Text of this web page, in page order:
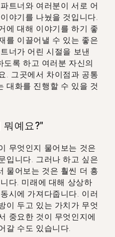
트너와 여러분이 서로 어
야기를 나눴을 것입니다.
에 대해 이야기를 하기 좋
를 이끌어낼 수 있는 좋은
너가 어린 시절을 보낸
도록 하고 여러분 자신의
. 그곳에서 차이점과 공통
대화를 진행할 수 있을 것
뭐예요?"
무엇인지 물어보는 것은
입니다. 그러나 하고 싶은
물어보는 것은 훨씬 더 흥
다. 미래에 대해 상상하
시에 가져다줍니다. 이러
이 두고 있는 가치가 무엇
중요한 것이 무엇인지에
갈 수도 있습니다.